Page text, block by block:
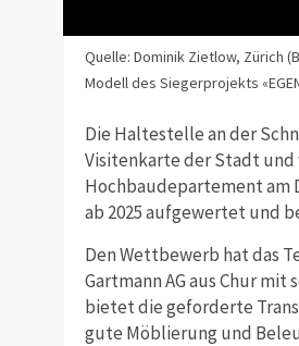
Quelle: Dominik Zietlow, Zürich
Modell des Siegerprojekts
Die Haltestelle an der
Visitenkarte der Stadt und
Hochbaudepartement am
ab 2025 aufgewertet und
Den Wettbewerb hat das
Gartmann AG aus Chur mit
bietet die geforderte
gute Möblierung und